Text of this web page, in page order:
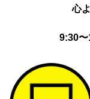
心
9:30〜